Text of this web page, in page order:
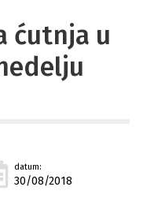
ćutnja u
datum:
30/08/2018